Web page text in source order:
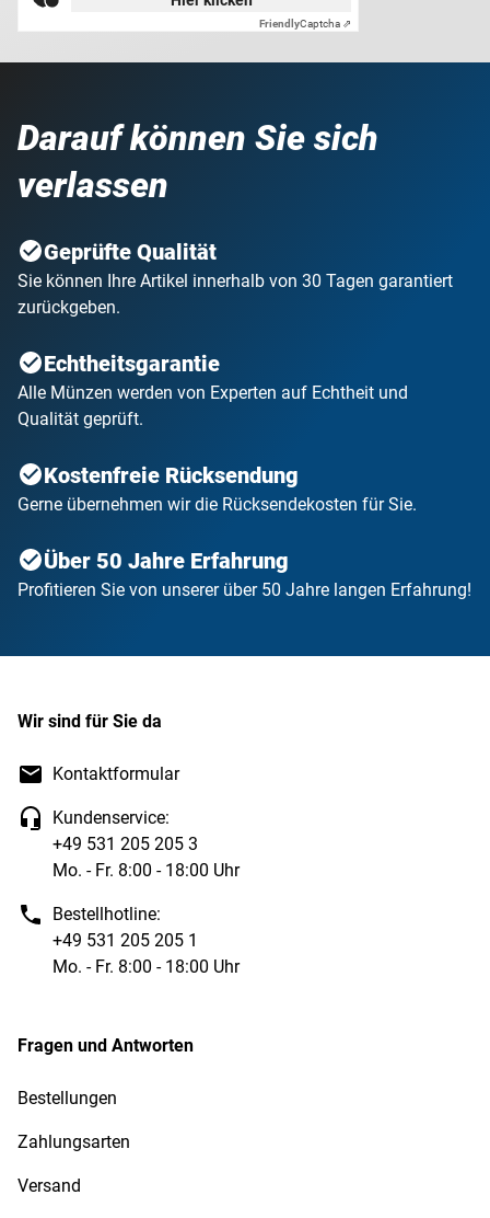
FriendlyCaptcha ⇗
Darauf können Sie sich
verlassen
Geprüfte Qualität
Sie können Ihre Artikel innerhalb von 30 Tagen garantiert
zurückgeben.
Echtheitsgarantie
Alle Münzen werden von Experten auf Echtheit und
Qualität geprüft.
Kostenfreie Rücksendung
Gerne übernehmen wir die Rücksendekosten für Sie.
Über 50 Jahre Erfahrung
Profitieren Sie von unserer über 50 Jahre langen Erfahrung!
Wir sind für Sie da
Kontaktformular
Kundenservice:
+49 531 205 205 3
Mo. - Fr. 8:00 - 18:00 Uhr
Bestellhotline:
+49 531 205 205 1
Mo. - Fr. 8:00 - 18:00 Uhr
Fragen und Antworten
Bestellungen
Zahlungsarten
Versand